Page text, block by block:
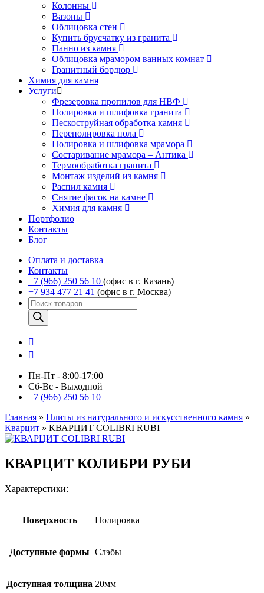
Колонны
Вазоны
Облицовка стен
Купить брусчатку из гранита
Панно из камня
Облицовка мрамором ванных комнат
Гранитный бордюр
Химия для камня
Услуги
Фрезеровка пропилов для НВФ
Полировка и шлифовка гранита
Пескоструйная обработка камня
Переполировка пола
Полировка и шлифовка мрамора
Состаривание мрамора – Антика
Термообработка гранита
Монтаж изделий из камня
Распил камня
Снятие фасок на камне
Химия для камня
Портфолио
Контакты
Блог
Оплата и доставка
Контакты
+7 (966) 250 56 10 (офис в г. Казань)
+7 934 477 21 41 (офис в г. Москва)
Поиск
товаров
Пн-Пт - 8:00-17:00
Сб-Вс - Выходной
+7 (966) 250 56 10
Главная » Плиты из натурального и искусственного камня »
Кварцит » КВАРЦИТ COLIBRI RUBI
КВАРЦИТ КОЛИБРИ РУБИ
Характерстики:
Поверхность Полировка
Доступные формы Слэбы
Доступная толщина 20мм